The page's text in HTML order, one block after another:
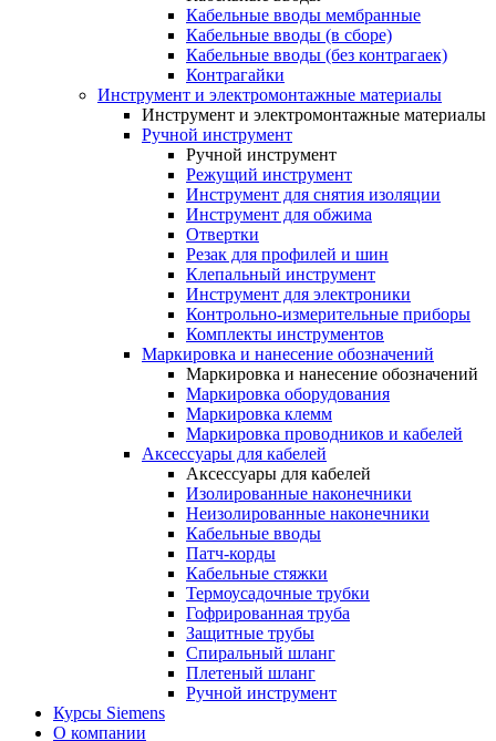
Кабельные вводы мембранные
Кабельные вводы (в сборе)
Кабельные вводы (без контрагаек)
Контрагайки
Инструмент и электромонтажные материалы
Инструмент и электромонтажные материалы
Ручной инструмент
Ручной инструмент
Режущий инструмент
Инструмент для снятия изоляции
Инструмент для обжима
Отвертки
Резак для профилей и шин
Клепальный инструмент
Инструмент для электроники
Контрольно-измерительные приборы
Комплекты инструментов
Маркировка и нанесение обозначений
Маркировка и нанесение обозначений
Маркировка оборудования
Маркировка клемм
Маркировка проводников и кабелей
Аксессуары для кабелей
Аксессуары для кабелей
Изолированные наконечники
Неизолированные наконечники
Кабельные вводы
Патч-корды
Кабельные стяжки
Термоусадочные трубки
Гофрированная труба
Защитные трубы
Спиральный шланг
Плетеный шланг
Ручной инструмент
Курсы Siemens
О компании